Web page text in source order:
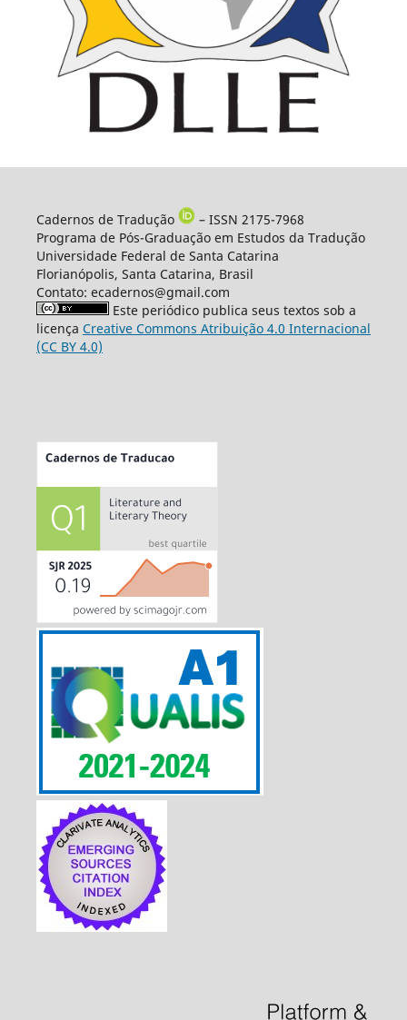
Cadernos de Tradução
– ISSN 2175-7968
Programa de Pós-Graduação em Estudos da Tradução
Universidade Federal de Santa Catarina
Florianópolis, Santa Catarina, Brasil
Contato: ecadernos@gmail.com
Este periódico publica seus textos sob a
licença Creative Commons Atribuição 4.0 Internacional
(CC BY 4.0)